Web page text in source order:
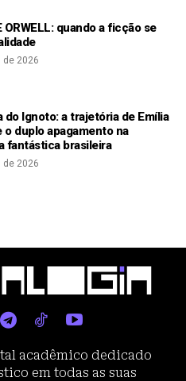
ORWELL: quando a ficção se
de 2026
do Ignoto: a trajetória de Emília
o duplo apagamento na
fantástica brasileira
de 2026
acadêmico dedicado
em todas as suas